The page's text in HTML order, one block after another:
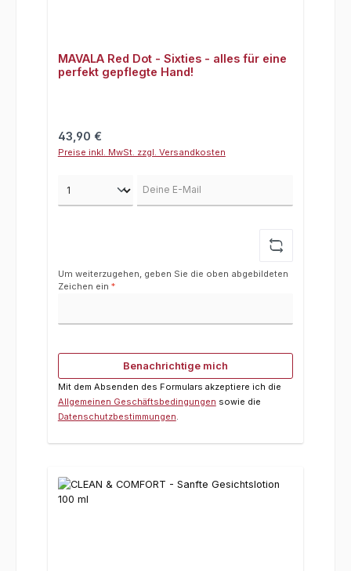
MAVALA Red Dot - Sixties - alles für eine
perfekt gepflegte Hand!
Regulärer Preis:
43,90 €
Preise inkl. MwSt. zzgl. Versandkosten
Um weiterzugehen, geben Sie die oben abgebildeten
Zeichen ein *
Benachrichtige mich
Mit dem Absenden des Formulars akzeptiere ich die
Allgemeinen Geschäftsbedingungen sowie die
Datenschutzbestimmungen